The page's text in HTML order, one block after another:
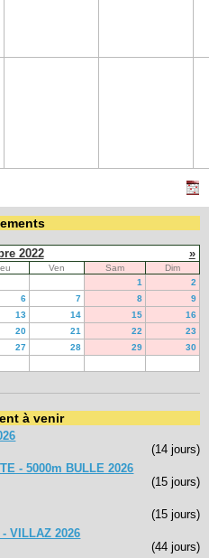
2022 »
Ven Sam
Dim
1
2
6 7 8
9
13 14 15
16
20 21 22
23
27 28 29
30
à venir
(14 jours)
- 5000m BULLE 2026
(15 jours)
(15 jours)
- VILLAZ 2026
(44 jours)